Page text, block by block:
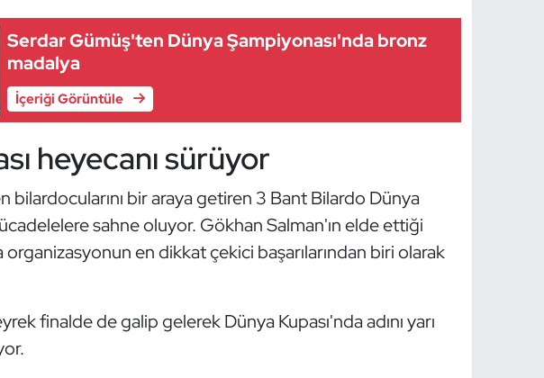
Serdar Gümüş'ten Dünya Şampiyonası'nda bronz
madalya
İçeriği Görüntüle
heyecanı sürüyor
bilardocularını bir araya getiren 3 Bant Bilardo Dünya
sahne oluyor. Gökhan Salman'ın elde ettiği
organizasyonun en dikkat çekici başarılarından biri olarak
finalde de galip gelerek Dünya Kupası'nda adını yarı